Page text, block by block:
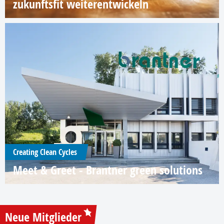
zukunftsfit weiterentwickeln
Creating Clean Cycles
Meet & Greet - Brantner green solutions
Neue Mitglieder